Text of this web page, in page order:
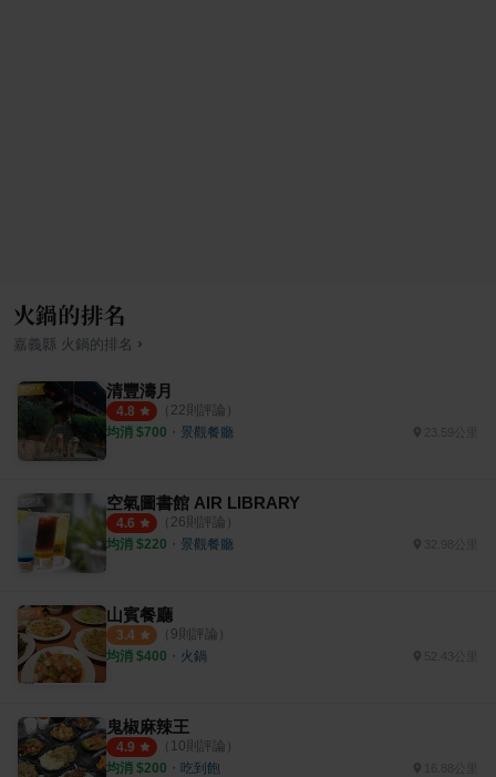
火鍋的排名
嘉義縣 火鍋的排名 ›
清豐濤月
4.8 （ 22則評論）
均消 $700 ・ 景觀餐廳 23.59公里
空氣圖書館 AIR LIBRARY
4.6 （ 26則評論）
均消 $220 ・ 景觀餐廳
山賓餐廳
3.4 （ 9則評論）
均消 $400 ・ 火鍋 52.43公里
鬼椒麻辣王
4.9 （ 10則評論）
均消 $200 ・ 吃到飽